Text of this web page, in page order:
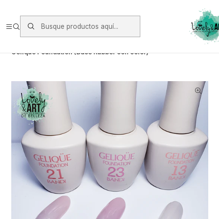
https://www.starken.cl/
Gelique Foundation (Base Rubber con color)